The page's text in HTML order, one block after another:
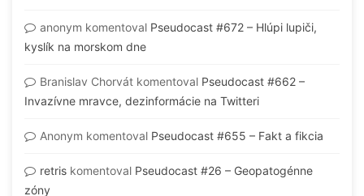
anonym komentoval Pseudocast #672 – Hlúpi lupiči,
kyslík na morskom dne
Branislav Chorvát komentoval Pseudocast #662 –
Invazívne mravce, dezinformácie na Twitteri
Anonym komentoval Pseudocast #655 – Fakt a fikcia
retris komentoval Pseudocast #26 – Geopatogénne
zóny